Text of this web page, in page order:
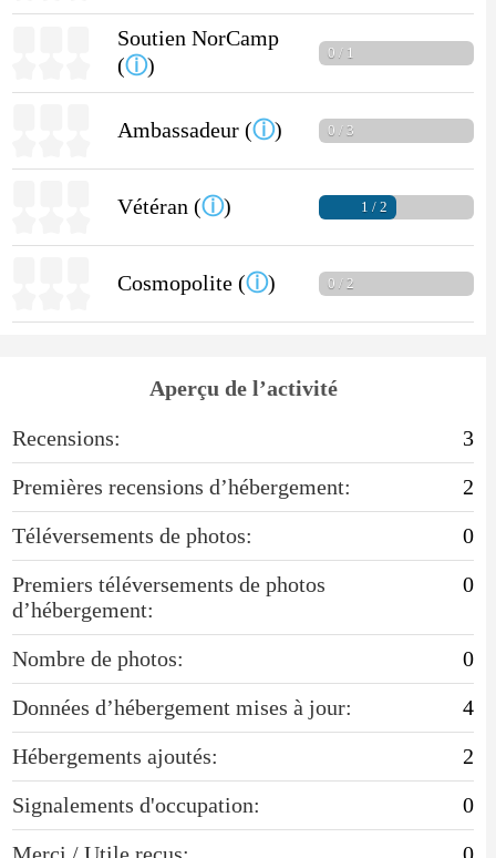
Soutien NorCamp
(ⓘ)
0 / 1
Ambassadeur (ⓘ) 0 / 3
Vétéran (ⓘ) 1 / 2
Cosmopolite (ⓘ) 0 / 2
Aperçu de l’activité
Recensions:
3
Premières recensions d’hébergement:
2
Téléversements de photos:
0
Premiers téléversements de photos
d’hébergement:
0
Nombre de photos:
0
Données d’hébergement mises à jour:
4
Hébergements ajoutés:
2
Signalements d'occupation:
0